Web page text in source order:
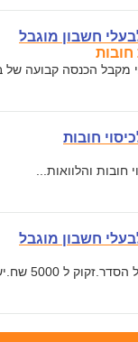
חשבון מוגבל
חובות
מקבל הכנסה קבועה של
חובות
חובות והלוואות...
חשבון מוגבל
שח.יש לי סיכוי...